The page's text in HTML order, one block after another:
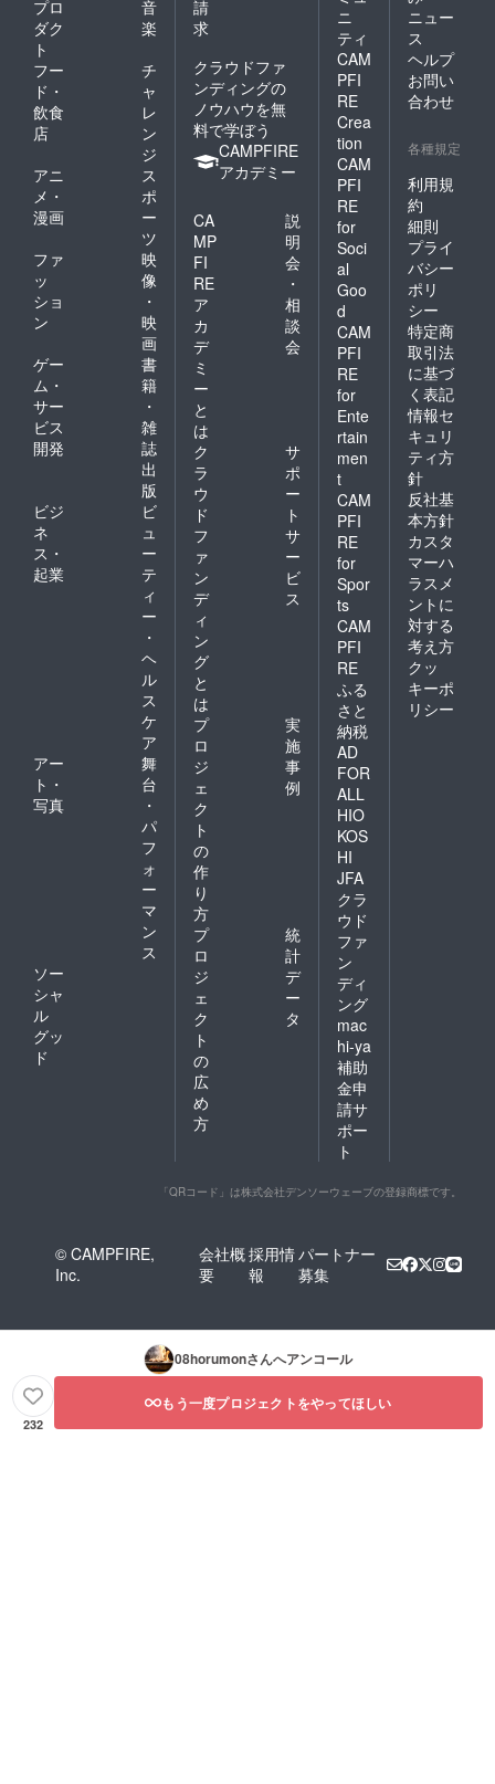
プロ
ダク
ト
音
楽
フー
ド・
飲食
店
チ
ャ
レ
ン
ジ
アニ
メ・
漫画
ス
ポ
ー
ツ
ファ
ッ
ショ
ン
映
像
・
映
画
ゲー
ム・
サー
ビス
開発
書
籍
・
雑
誌
出
版
ビジ
ネ
ス・
起業
ビ
ュ
ー
テ
ィ
ー
・
ヘ
ル
ス
ケ
ア
アー
ト・
写真
舞
台
・
パ
フ
ォ
ー
マ
ン
ス
ソー
シャ
ル
グッ
ド
請
求
クラウドファ
ンディングの
ノウハウを無
料で学ぼう
CAMPFIRE
アカデミー
CA
MP
FI
RE
ア
カ
デ
ミ
ー
と
は
説
明
会
・
相
談
会
ク
ラ
ウ
ド
フ
ァ
ン
デ
ィ
ン
グ
と
は
サ
ポ
ー
ト
サ
ー
ビ
ス
プ
ロ
ジ
ェ
ク
ト
の
作
り
方
実
施
事
例
プ
ロ
ジ
ェ
ク
ト
の
広
め
方
統
計
デ
ー
タ
ニ
ティ
CAM
PFI
RE
Crea
tion
CAM
PFI
RE
for
Soci
al
Goo
d
CAM
PFI
RE
for
Ente
rtain
men
t
CAM
PFI
RE
for
Spor
ts
CAM
PFI
RE
ふる
さと
納税
AD
FOR
ALL
HIO
KOS
HI
JFA
クラ
ウド
ファ
ン
ディ
ング
mac
hi-ya
補助
金申
請サ
ポー
ト
ニュー
ス
ヘルプ
お問い
合わせ
各種規定
利用規
約
細則
プライ
バシー
ポリ
シー
特定商
取引法
に基づ
く表記
情報セ
キュリ
ティ方
針
反社基
本方針
カスタ
マーハ
ラスメ
ントに
対する
考え方
クッ
キーポ
リシー
「QRコード」は株式会社デンソーウェーブの登録商標です。
© CAMPFIRE,
Inc.
会社概
要
採用情
報
パートナー
募集
08horumonさんへアンコール
232
もう一度プロジェクトをやってほしい